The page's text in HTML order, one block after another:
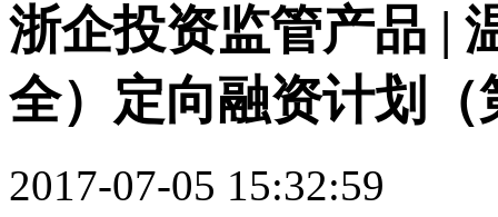
浙企投资监管产品 |
全）定向融资计划
2017-07-05 15:32:59